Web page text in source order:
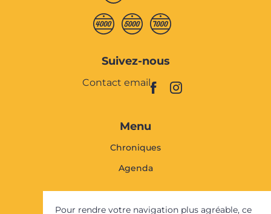
Suivez-nous
Contact email
Menu
Chroniques
Agenda
Pour rendre votre navigation plus agréable, ce